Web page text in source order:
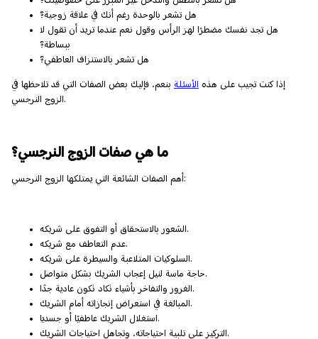
هل تشعر بالوحدة رغم أنك في علاقة زوجية؟
هل تجد نفسك مضطرًا لهز الرأس وقول نعم عندما تريد أن تقول لا
ببساطة؟
هل تشعر بالاستنزاف العاطفي؟
إذا كنت تجيب على هذه الأسئلة بنعم، فإليك بعض الصفات التي قد تلاحظها في
الزوج النرجسي.
ما هي صفات الزوج النرجسي؟
أهم الصفات الشائعة التي يمتلكها الزوج النرجسي:
الشعور بالاستحقاق أو التفوق على شريكه.
عدم التعاطف مع شريكه.
السلوكيات المتلاعبة والسيطرة على شريكه.
حاجة ماسة لنيل إعجاب الشريك بشكل متواصل.
الغرور والتفاخر بأشياء تكاد تكون عادية جدًا.
المبالغة في استعراض إنجازاته أمام الشريك.
استغلال الشريك عاطفيًا أو جسديا.
التركيز على تلبية احتياجاته، وتجاهل احتياجات الشريك.